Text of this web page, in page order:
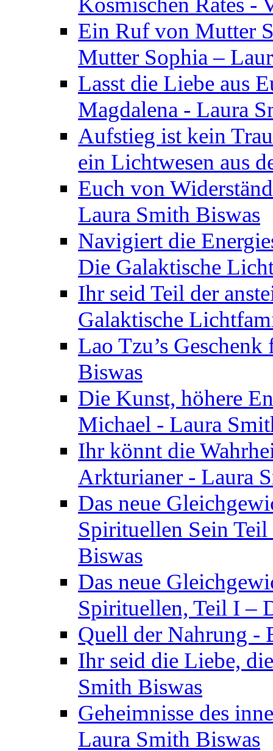
Ein Ruf von Mutter
Mutter Sophia –
Lasst die Liebe aus
Magdalena - Laura
Aufstieg ist kein
ein Lichtwesen aus
Euch von
Laura Smith Biswas
Navigiert die
Die Galaktische
Ihr seid Teil der
Galaktische
Lao Tzu’s
Biswas
Die Kunst, höhere
Michael - Laura
Ihr könnt die
Arkturianer - Laura
Das neue
Spirituellen Sein
Biswas
Das neue
Spirituellen, Teil I –
Quell der Nahrung -
Ihr seid die Liebe,
Smith Biswas
Geheimnisse des
Laura Smith Biswas